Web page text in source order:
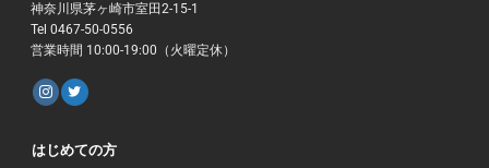
神奈川県茅ヶ崎市室田2-15-1
Tel 0467-50-0556
営業時間 10:00-19:00（火曜定休）
はじめての方